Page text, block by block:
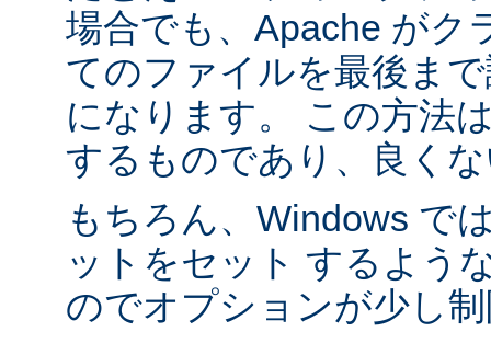
場合でも、Apache がク
てのファイルを最後ま
になります。 この方法
するものであり、良く
もちろん、Windows で
ットをセット するよう
のでオプションが少し